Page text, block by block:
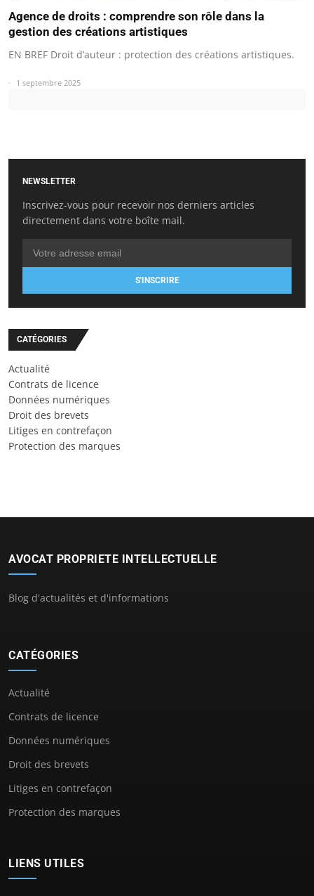
Agence de droits : comprendre son rôle dans la
gestion des créations artistiques
EN BREF Droit d’auteur : protection des créations artistiques.
1 septembre 2025
NEWSLETTER
Inscrivez-vous pour recevoir nos derniers articles
directement dans votre boîte mail.
S'INSCRIRE
CATÉGORIES
Actualité
Contrats de licence
Données numériques
Droit des brevets
Litiges en contrefaçon
Protection des marques
AVOCAT PROPRIETE INTELLECTUELLE
Blog d'actualités et d'informations
CATÉGORIES
Actualité
Contrats de licence
Données numériques
Droit des brevets
Litiges en contrefaçon
Protection des marques
LIENS UTILES